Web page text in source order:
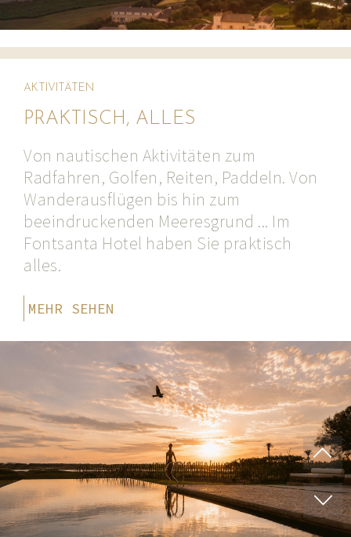
AKTIVITÄTEN
PRAKTISCH, ALLES
Von nautischen Aktivitäten zum
Radfahren, Golfen, Reiten, Paddeln. Von
Wanderausflügen bis hin zum
beeindruckenden Meeresgrund ... Im
Fontsanta Hotel haben Sie praktisch
alles.
MEHR SEHEN